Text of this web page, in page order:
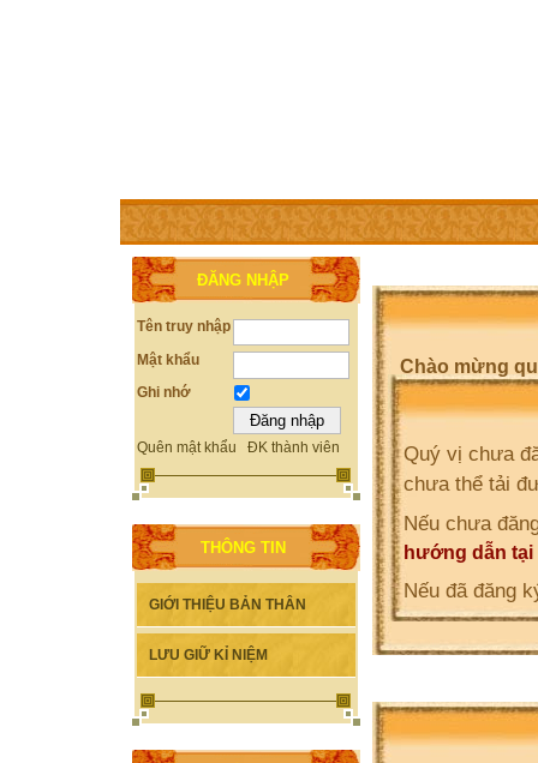
TRANG CHỦ THÀNH VIÊN TRỢ GIÚP WEBSITE
ĐĂNG NHẬP
Tên truy nhập
Mật khẩu
Ghi nhớ
Quên mật khẩu ĐK thành viên
THÔNG TIN
GIỚI THIỆU BẢN THÂN
LƯU GIỮ KỈ NIỆM
Chào mừng
Quý vị chưa
chưa thể tải
Nếu chưa
hướng dẫn tại
Nếu đã đăng